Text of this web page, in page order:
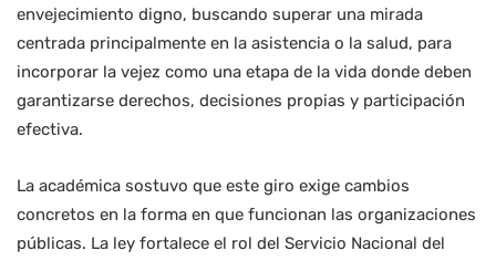
envejecimiento digno, buscando superar una mirada
centrada principalmente en la asistencia o la salud, para
incorporar la vejez como una etapa de la vida donde deben
garantizarse derechos, decisiones propias y participación
efectiva.
La académica sostuvo que este giro exige cambios
concretos en la forma en que funcionan las organizaciones
públicas. La ley fortalece el rol del Servicio Nacional del